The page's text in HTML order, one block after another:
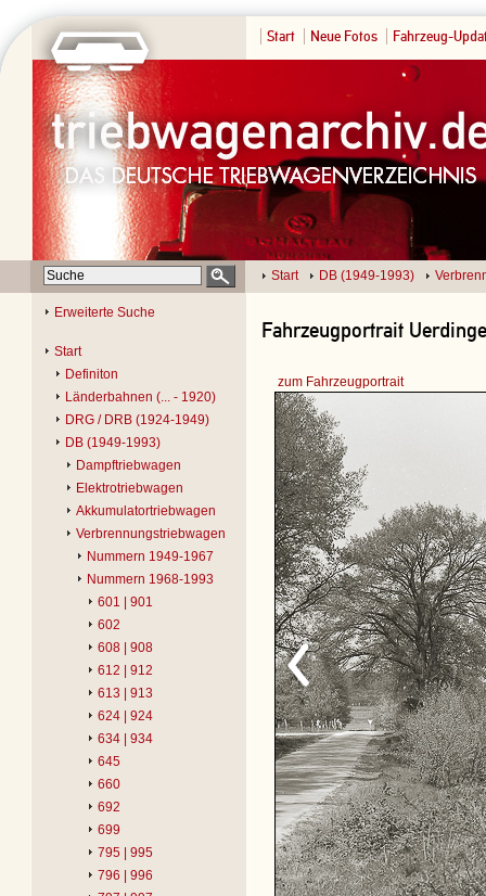
Start Neue Fotos Fahrzeug-
Start DB (1949-1993)
Erweiterte Suche
Start
Definiton
Länderbahnen (... - 1920)
DRG / DRB (1924-1949)
DB (1949-1993)
Dampftriebwagen
Elektrotriebwagen
Akkumulatortriebwagen
Verbrennungstriebwagen
Nummern 1949-1967
Nummern 1968-1993
601 | 901
602
608 | 908
612 | 912
613 | 913
624 | 924
634 | 934
645
660
692
699
795 | 995
796 | 996
Fahrzeugportrait
zum Fahrzeugportrait